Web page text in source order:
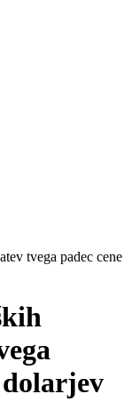
tvega padec cene
dolarjev